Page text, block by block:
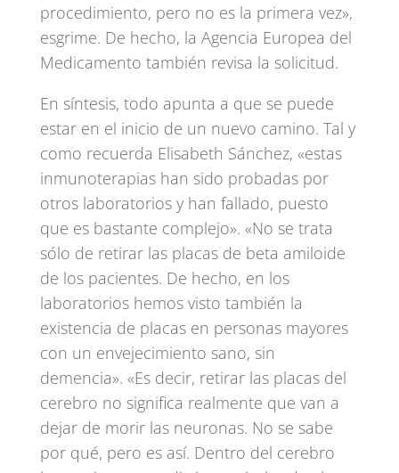
procedimiento, pero no es la primera vez»,
esgrime. De hecho, la Agencia Europea del
Medicamento también revisa la solicitud.
En síntesis, todo apunta a que se puede
estar en el inicio de un nuevo camino. Tal y
como recuerda Elisabeth Sánchez, «estas
inmunoterapias han sido probadas por
otros laboratorios y han fallado, puesto
que es bastante complejo». «No se trata
sólo de retirar las placas de beta amiloide
de los pacientes. De hecho, en los
laboratorios hemos visto también la
existencia de placas en personas mayores
con un envejecimiento sano, sin
demencia». «Es decir, retirar las placas del
cerebro no significa realmente que van a
dejar de morir las neuronas. No se sabe
por qué, pero es así. Dentro del cerebro